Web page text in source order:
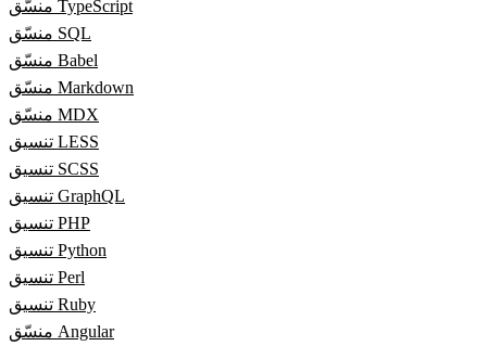
منسّق TypeScript
منسّق SQL
منسّق Babel
منسّق Markdown
منسّق MDX
تنسيق LESS
تنسيق SCSS
تنسيق GraphQL
تنسيق PHP
تنسيق Python
تنسيق Perl
تنسيق Ruby
منسّق Angular